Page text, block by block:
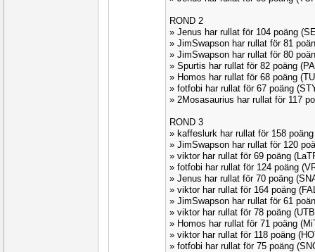
ROND 2
» Jenus har rullat för 104 poäng
» JimSwapson har rullat för 81
» JimSwapson har rullat för 80
» Spurtis har rullat för 82 poäng
» Homos har rullat för 68 poäng
» fotfobi har rullat för 67 poäng
» 2Mosasaurius har rullat för 117
ROND 3
» kaffeslurk har rullat för 158
» JimSwapson har rullat för 120
» viktor har rullat för 69 poäng
» fotfobi har rullat för 124 poäng
» Jenus har rullat för 70 poäng
» viktor har rullat för 164 poäng
» JimSwapson har rullat för 61
» viktor har rullat för 78 poäng
» Homos har rullat för 71 poäng
» viktor har rullat för 118 poäng
» fotfobi har rullat för 75 poäng